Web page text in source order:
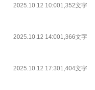
2025.10.12 10:001,352文字
2025.10.12 14:001,366文字
2025.10.12 17:301,404文字